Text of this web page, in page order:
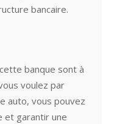
bancaire.
banque sont à
voulez par
auto, vous pouvez
et garantir une